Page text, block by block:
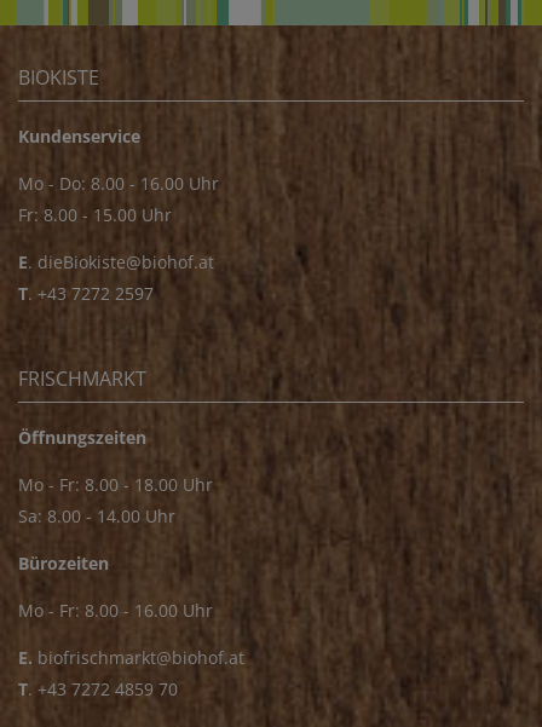
BIOKISTE
Kundenservice
Mo - Do: 8.00 - 16.00 Uhr
Fr: 8.00 - 15.00 Uhr
E. dieBiokiste@biohof.at
T. +43 7272 2597
FRISCHMARKT
Öffnungszeiten
Mo - Fr: 8.00 - 18.00 Uhr
Sa: 8.00 - 14.00 Uhr
Bürozeiten
Mo - Fr: 8.00 - 16.00 Uhr
E. biofrischmarkt@biohof.at
T. +43 7272 4859 70